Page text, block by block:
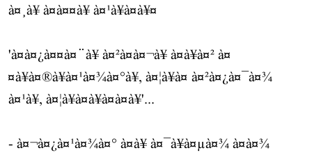
à¤¸à¥ à¤à¤¤à¥ à¤¹à¥à¤à¥¤
'à¤à¤¿à¤¤à¤¨à¥ à¤²à¤à¤¬à¥ à¤à¥à¤² à¤
¤à¥à¤®à¥à¤¹à¤¾à¤°à¥, à¤¦à¥à¤ à¤²à¤¿à¤¯à¤¾
à¤¹à¥, à¤¦à¥à¤à¥à¤à¤à¥'...
- à¤¬à¤¿à¤¹à¤¾à¤° à¤à¥ à¤¯à¥à¤µà¤¾ à¤à¤¾